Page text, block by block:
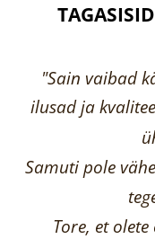
"Sain vaibad
ilusad ja
Samuti pole
Tore, et